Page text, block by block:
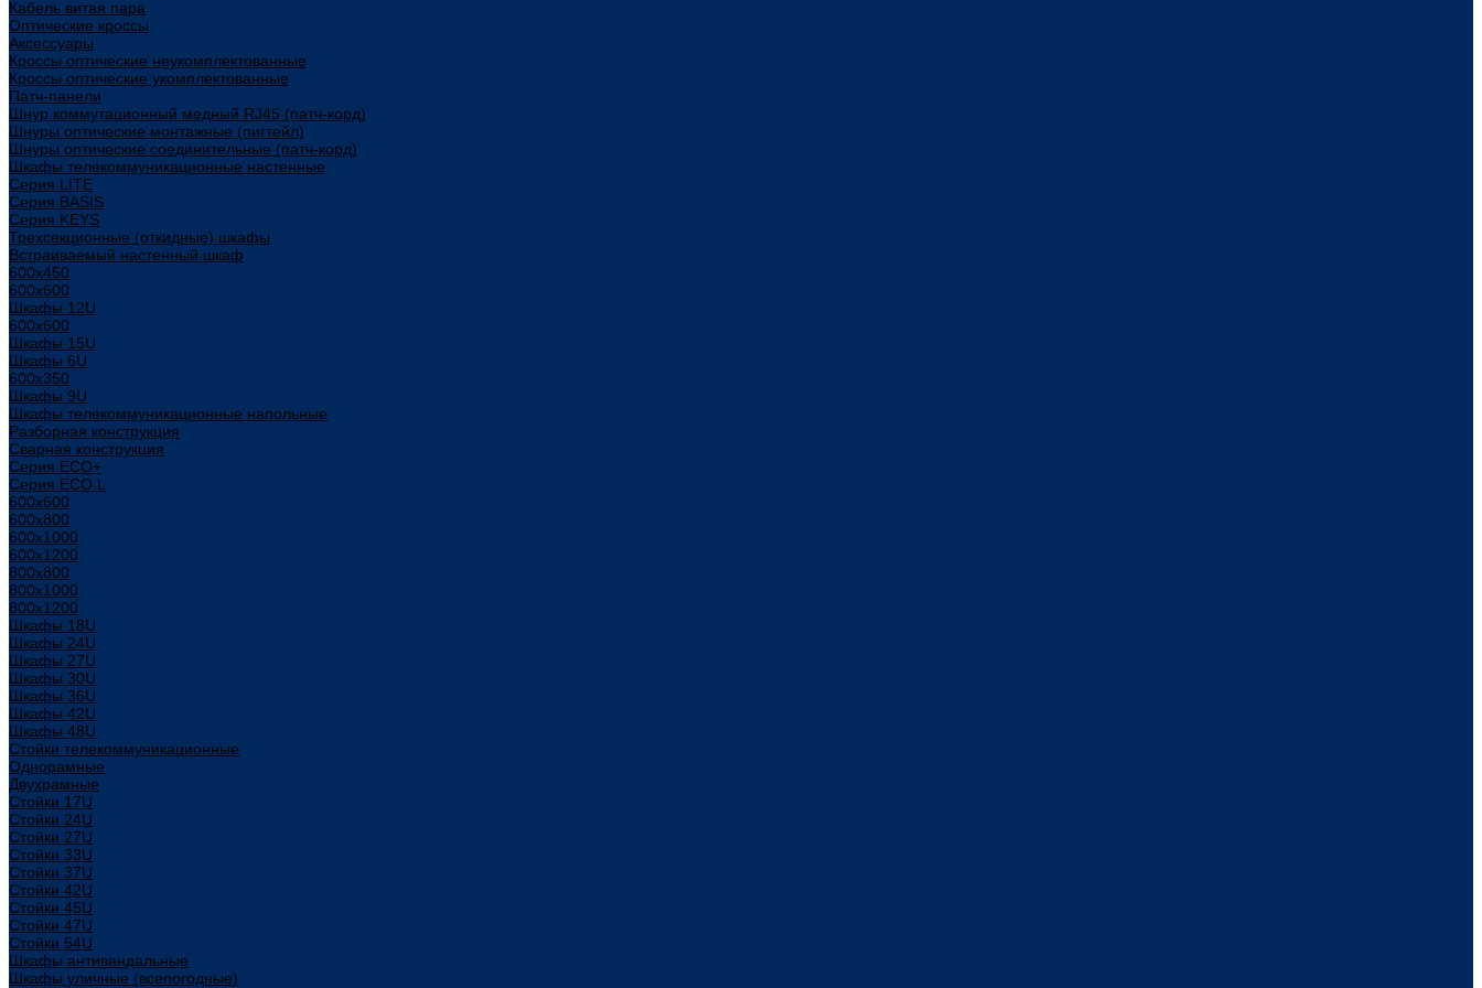
Кабель витая пара
Оптические кроссы
Аксессуары
Кроссы оптические неукомплектованные
Кроссы оптические укомплектованные
Патч-панели
Шнур коммутационный медный RJ45 (патч-корд)
Шнуры оптические монтажные (пигтейл)
Шнуры оптические соединительные (патч-корд)
Шкафы телекоммуникационные настенные
Cерия LITE
Cерия BASIS
Cерия KEYS
Трехсекционные (откидные) шкафы
Встраиваемый настенный шкаф
600x450
600x600
Шкафы 12U
600x600
Шкафы 15U
Шкафы 6U
600x350
Шкафы 9U
Шкафы телекоммуникационные напольные
Разборная конструкция
Сварная конструкция
Серия ECO+
Серия ECO L
600x600
600x800
600х1000
600х1200
800x800
800х1000
800х1200
Шкафы 18U
Шкафы 24U
Шкафы 27U
Шкафы 30U
Шкафы 36U
Шкафы 42U
Шкафы 48U
Стойки телекоммуникационные
Однорамные
Двухрамные
Стойки 17U
Стойки 24U
Стойки 27U
Стойки 33U
Стойки 37U
Стойки 42U
Стойки 45U
Стойки 47U
Стойки 54U
Шкафы антивандальные
Шкафы уличные (всепогодные)